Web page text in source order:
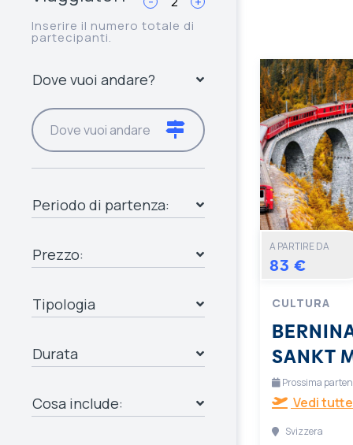
Inserire il numero totale di
partecipanti.
Dove vuoi andare?
Periodo di partenza:
Prezzo:
Tipologia
Durata
Cosa include:
A PARTIRE DA
83 €
CULTURA
SANKT
Prossima
Vedi
Svizzera